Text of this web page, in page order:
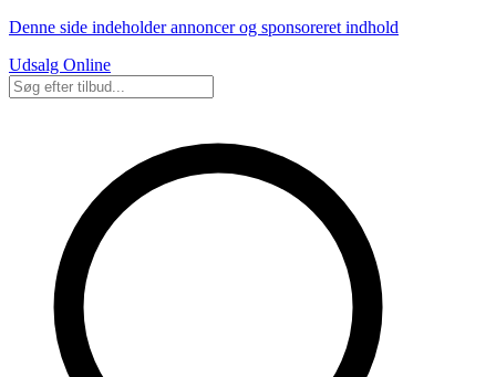
Denne side indeholder annoncer og sponsoreret indhold
Udsalg Online